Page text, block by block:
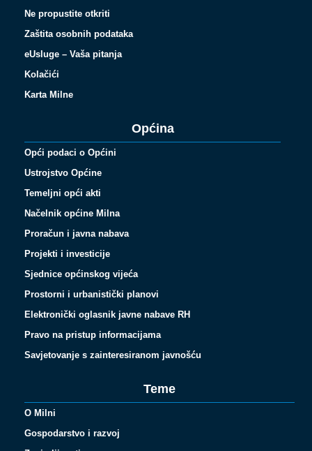
Ne propustite otkriti
Zaštita osobnih podataka
eUsluge – Vaša pitanja
Kolačići
Karta Milne
Općina
Opći podaci o Općini
Ustrojstvo Općine
Temeljni opći akti
Načelnik općine Milna
Proračun i javna nabava
Projekti i investicije
Sjednice općinskog vijeća
Prostorni i urbanistički planovi
Elektronički oglasnik javne nabave RH
Pravo na pristup informacijama
Savjetovanje s zainteresiranom javnošću
Teme
O Milni
Gospodarstvo i razvoj